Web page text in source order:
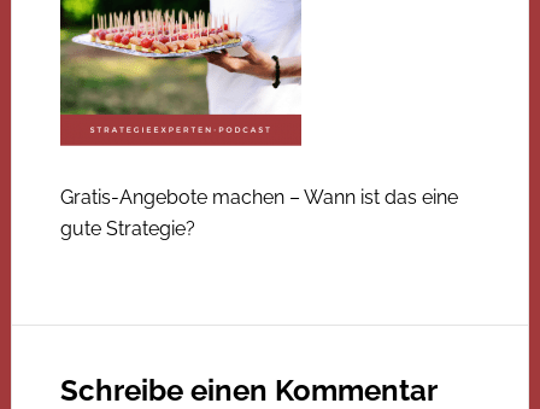
Gratis-Angebote machen – Wann ist das eine
gute Strategie?
Schreibe einen Kommentar